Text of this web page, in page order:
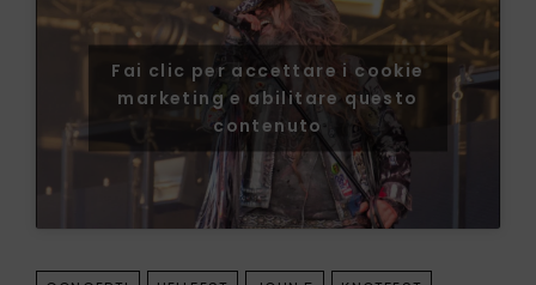
Fai clic per accettare i cookie
marketing e abilitare questo
contenuto